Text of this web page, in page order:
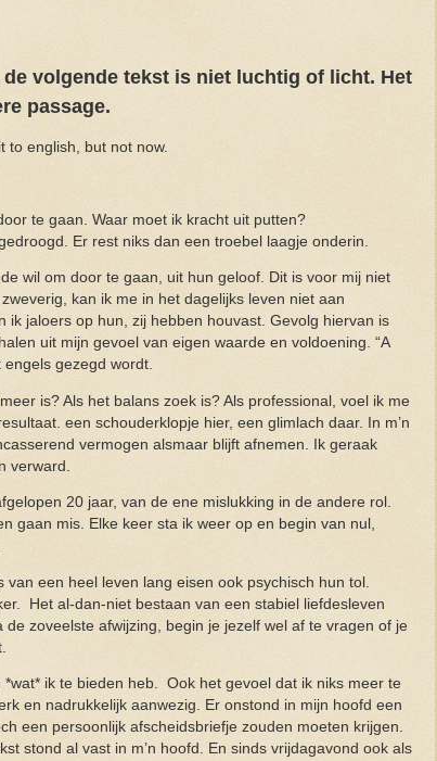
de volgende tekst is niet luchtig of licht. Het
passage.
to english, but not now.
te gaan. Waar moet ik kracht uit putten?
Er rest niks dan een troebel laagje onderin.
wil om door te gaan, uit hun geloof. Dit is voor mij niet
kan ik me in het dagelijks leven niet aan
ik jaloers op hun, zij hebben houvast. Gevolg hiervan is
uit mijn gevoel van eigen waarde en voldoening. “A
engels gezegd wordt.
is? Als het balans zoek is? Als professional, voel ik me
een schouderklopje hier, een glimlach daar. In m’n
vermogen alsmaar blijft afnemen. Ik geraak
verward.
20 jaar, van de ene mislukking in de andere rol.
gaan mis. Elke keer sta ik weer op en begin van nul,
van een heel leven lang eisen ook psychisch hun tol.
Het al-dan-niet bestaan van een stabiel liefdesleven
zoveelste afwijzing, begin je jezelf wel af te vragen of je
*wat* ik te bieden heb. Ook het gevoel dat ik niks meer te
en nadrukkelijk aanwezig. Er onstond in mijn hoofd een
een persoonlijk afscheidsbriefje zouden moeten krijgen.
stond al vast in m’n hoofd. En sinds vrijdagavond ook als